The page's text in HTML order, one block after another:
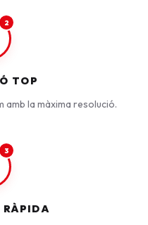
2
TOP
amb la màxima resolució.
3
RÀPIDA